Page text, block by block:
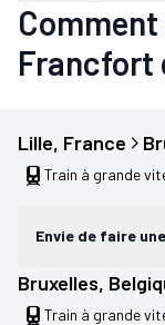
Francfort
Lille, France
Train à grande
Envie de faire
Bruxelles,
Train à grande